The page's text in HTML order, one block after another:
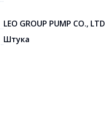
LEO GROUP PUMP CO., LTD
Штука